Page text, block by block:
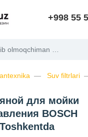
+998 55
Suv filtrlari
для мойки
BOSCH